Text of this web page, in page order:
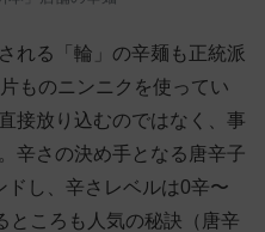
れる「輪」の辛麺も正統派
ものニンニクを使ってい
接放り込むのではなく、事
辛さの決め手となる唐辛子
し、辛さレベルは0辛〜
ところも人気の秘訣（唐辛